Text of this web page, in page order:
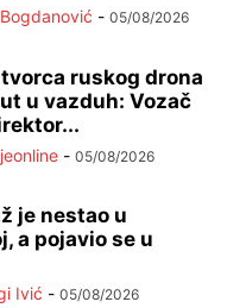
- 05/08/2026
ruskog drona
u vazduh: Vozač
- 05/08/2026
je nestao u
a pojavio se u
Ivić - 05/08/2026